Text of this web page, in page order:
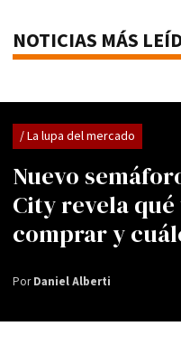
NOTICIAS MÁS
Nuevo
City revela
comprar y
/ La lupa del mercado
PorDaniel Alberti